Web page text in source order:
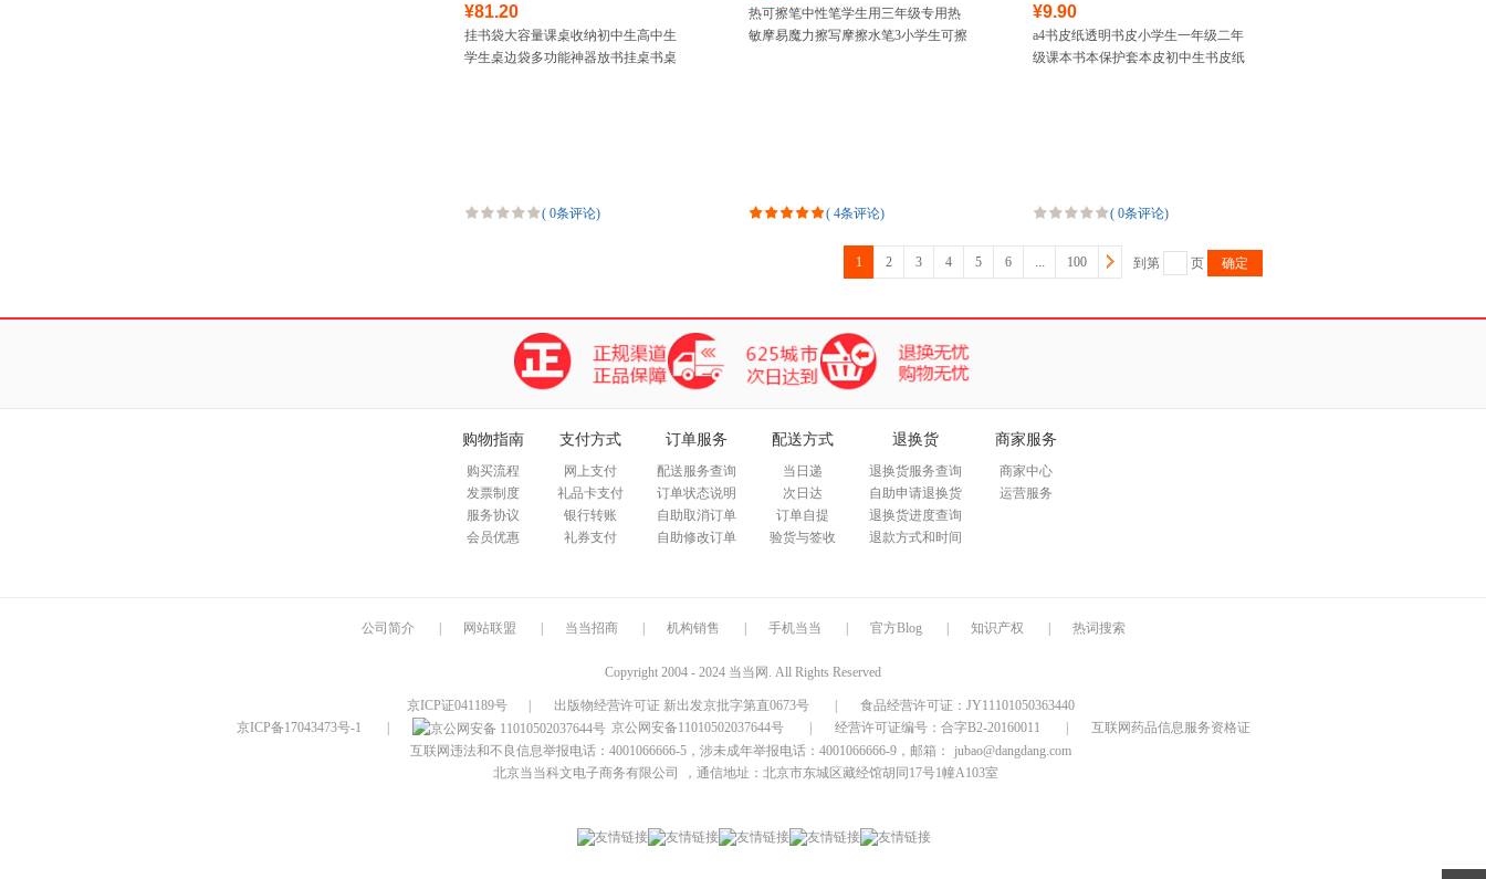
¥81.20
挂书袋大容量课桌收纳初中生高中生
学生桌边袋多功能神器放书挂桌书桌
( 0条评论)
热可擦笔中性笔学生用三年级专用热
敏摩易魔力擦写摩擦水笔3小学生可擦
( 4条评论)
¥9.90
a4书皮纸透明书皮小学生一年级二年
级课本书本保护套本皮初中生书皮纸
( 0条评论)
到第 页 确定
1 2 3 4 5 6 ... 100
购物指南
购买流程
发票制度
服务协议
会员优惠
支付方式
网上支付
礼品卡支付
银行转账
礼券支付
订单服务
配送服务查询
订单状态说明
自助取消订单
自助修改订单
配送方式
当日递
次日达
订单自提
验货与签收
退换货
退换货服务查询
自助申请退换货
退换货进度查询
退款方式和时间
商家服务
商家中心
运营服务
公司简介 网站联盟 当当招商 机构销售 手机当当 官方Blog 知识产权 热词搜索
Copyright 2004 - 2024 当当网. All Rights Reserved
京ICP证041189号 出版物经营许可证 新出发京批字第直0673号
食品经营许可证：JY11101050363440
京ICP备17043473号-1
京公网安备11010502037644号 经营许可证编号：合字B2-20160011
互联网药品信息服务资格证
互联网违法和不良信息举报电话：4001066666-5，涉未成年举报电话：4001066666-9，邮箱：
jubao@dangdang.com
北京当当科文电子商务有限公司
，通信地址：北京市东城区藏经馆胡同17号1幢A103室